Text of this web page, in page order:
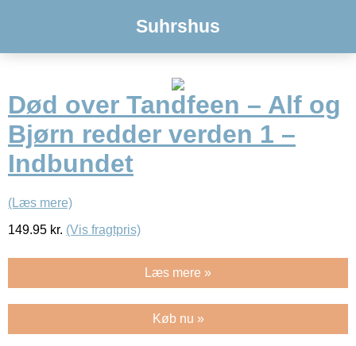
Suhrshus
Død over Tandfeen – Alf og
Bjørn redder verden 1 –
Indbundet
(Læs mere)
149.95 kr. (Vis fragtpris)
Læs mere »
Køb nu »